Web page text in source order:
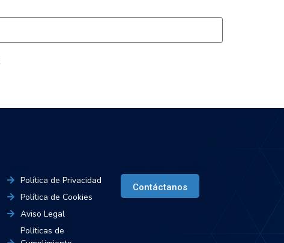
Política de Privacidad
Política de Cookies
Aviso Legal
Políticas de
Contáctanos